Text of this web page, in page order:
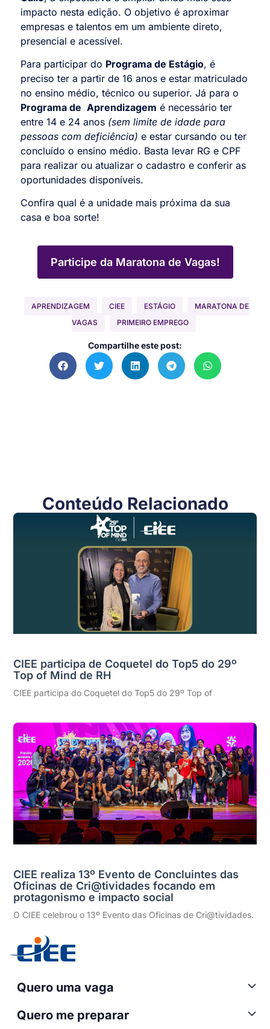
impacto nesta edição. O objetivo é aproximar
empresas e talentos em um ambiente direto,
presencial e acessível.
Para participar do Programa de Estágio, é
preciso ter a partir de 16 anos e estar matriculado
no ensino médio, técnico ou superior. Já para o
Programa de Aprendizagem é necessário ter
entre 14 e 24 anos (sem limite de idade para
pessoas com deficiência) e estar cursando ou ter
concluído o ensino médio. Basta levar RG e CPF
para realizar ou atualizar o cadastro e conferir as
oportunidades disponíveis.
Confira qual é a unidade mais próxima da sua
casa e boa sorte!
Participe da Maratona de Vagas!
APRENDIZAGEM CIEE ESTÁGIO
MARATONA DE
VAGAS
PRIMEIRO EMPREGO
Compartilhe este post:
Conteúdo Relacionado
CIEE participa de Coquetel do Top5 do 29º
Top of Mind de RH
CIEE participa do Coquetel do Top5 do 29º Top of
CIEE realiza 13º Evento de Concluintes das
Oficinas de Cri@tividades focando em
protagonismo e impacto social
O CIEE celebrou o 13º Evento das Oficinas de Cri@tividades.
Quero uma vaga
Quero me preparar